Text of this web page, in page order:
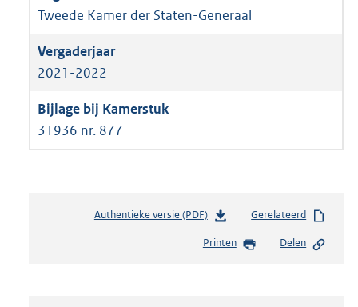
Tweede Kamer der Staten-Generaal
2021-2022
31936 nr. 877
Authentieke versie (PDF)b
s
Gerelateerd
Printen Delen